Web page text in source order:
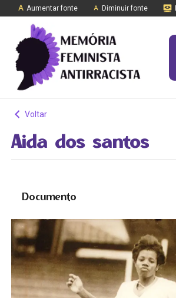
Aumentar fonte Diminuir fonte
Voltar
Aida dos santos
Documento